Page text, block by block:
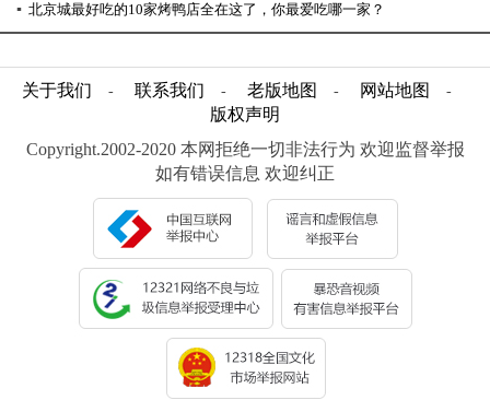
▪ 北京城最好吃的10家烤鸭店全在这了，你最爱吃哪一家？
关于我们 - 联系我们 - 老版地图 - 网站地图 -
版权声明
Copyright.2002-2020 本网拒绝一切非法行为 欢迎监督举报
如有错误信息 欢迎纠正